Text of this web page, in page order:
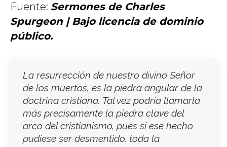
Fuente: Sermones de Charles
Spurgeon | Bajo licencia de dominio
público.
La resurrección de nuestro divino Señor
de los muertos, es la piedra angular de la
doctrina cristiana. Tal vez podría llamarla
más precisamente la piedra clave del
arco del cristianismo, pues si ese hecho
pudiese ser desmentido, toda la